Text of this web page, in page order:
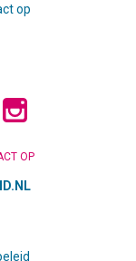
op
OP